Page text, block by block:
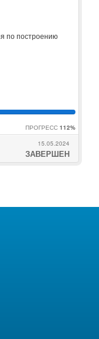
по построению
ПРОГРЕСС 112%
15.05.2024
ЗАВЕРШЕН